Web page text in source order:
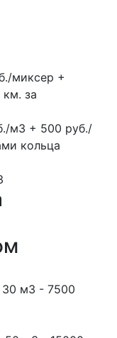
миксер +
за
м3 + 500 руб./
кольца
30 м3 - 7500